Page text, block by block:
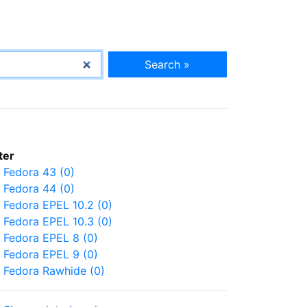
Search »
Fedora 43 (0)
Fedora 44 (0)
Fedora EPEL 10.2 (0)
Fedora EPEL 10.3 (0)
Fedora EPEL 8 (0)
Fedora EPEL 9 (0)
Fedora Rawhide (0)